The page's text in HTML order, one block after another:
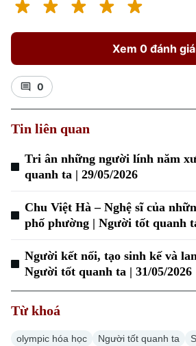
Xu hướng
Xem 0 đánh giá
0
Tin liên quan
Tri ân những người lính năm
quanh ta | 29/05/2026
Chu Việt Hà – Nghệ sĩ của
phố phường | Người tốt quanh
Người kết nối, tạo sinh kế và
Người tốt quanh ta | 31/05/2026
Từ khoá
olympic hóa học Người tốt quanh ta